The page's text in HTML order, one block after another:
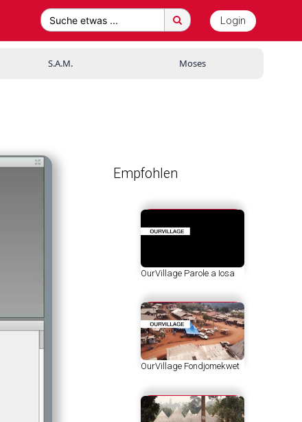
Suche etwas ... Login
S.A.M. Moses
Empfohlen
OurVillage Parole a Iosa
OurVillage Fondjomekwet